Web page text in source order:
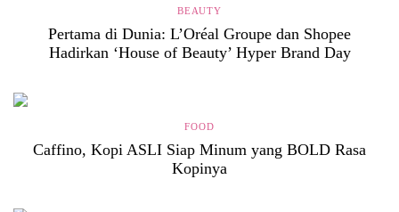
BEAUTY
Pertama di Dunia: L’Oréal Groupe dan Shopee
Hadirkan ‘House of Beauty’ Hyper Brand Day
FOOD
Caffino, Kopi ASLI Siap Minum yang BOLD Rasa
Kopinya